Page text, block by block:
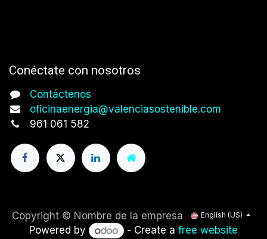
Conéctate con nosotros
Contáctenos
oficinaenergia@valenciasostenible.com
961 061 582
Copyright © Nombre de la empresa English (US)
Powered by - Create a free website